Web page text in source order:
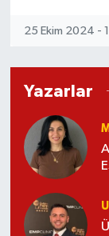
25 Ekim 2024 -
Yazarlar